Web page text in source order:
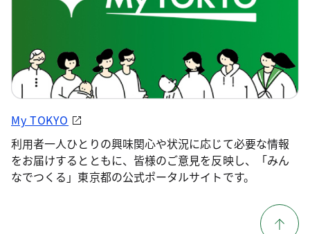
My TOKYO
利用者一人ひとりの興味関心や状況に応じて必要な情報
をお届けするとともに、皆様のご意見を反映し、「みん
なでつくる」東京都の公式ポータルサイトです。